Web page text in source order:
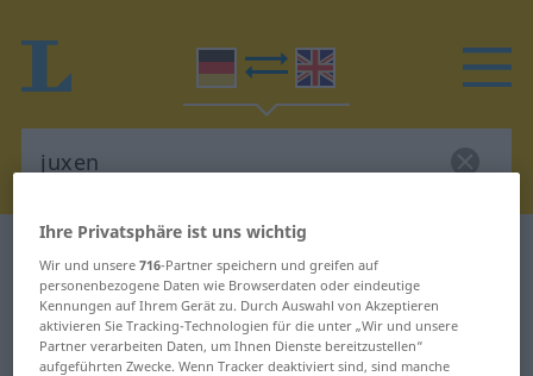
Deutsch-Englisch Übersetzung für
"juxen"
Ihre Privatsphäre ist uns wichtig
Wir und unsere716-Partner speichern und greifen auf
personenbezogene Daten wie Browserdaten oder eindeutige
Kennungen auf Ihrem Gerät zu. Durch Auswahl von Akzeptieren
aktivieren Sie Tracking-Technologien für die unter „Wir und unsere
Partner verarbeiten Daten, um Ihnen Dienste bereitzustellen“
aufgeführten Zwecke. Wenn Tracker deaktiviert sind, sind manche